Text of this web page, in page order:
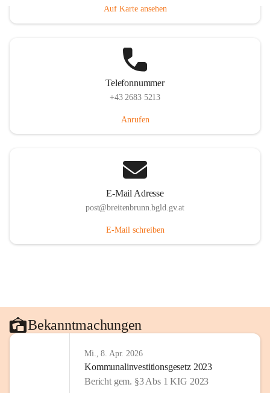
Auf Karte ansehen
Telefonnummer
+43 2683 5213
Anrufen
E-Mail Adresse
post@breitenbrunn.bgld.gv.at
E-Mail schreiben
Bekanntmachungen
Mi., 8. Apr. 2026
Kommunalinvestitionsgesetz 2023
Bericht gem. §3 Abs 1 KIG 2023